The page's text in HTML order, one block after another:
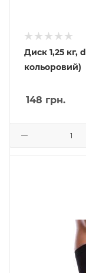
Диск 1,25 кг,
кольоровий)
148 грн.